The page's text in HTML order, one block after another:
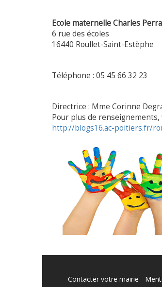
Ecole maternelle Charles
6 rue des écoles
16440 Roullet-Saint-Estèphe
Téléphone : 05 45 66 32 23
Directrice : Mme Corinne
Pour plus de
http://blogs16.ac-poitiers.fr/
Contacter votre mairie